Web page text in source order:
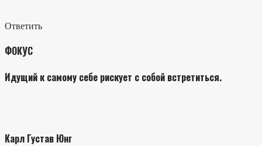
Ответить
ФОКУС
Идущий к самому себе рискует с собой встретиться.
Карл Густав Юнг